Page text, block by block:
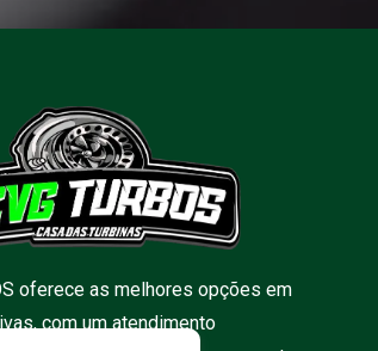
oferece as melhores opções em
com um atendimento